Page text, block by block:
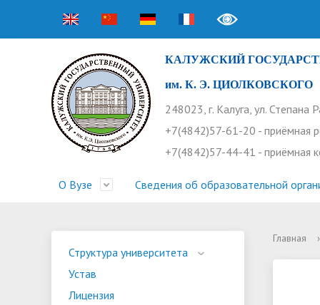
КАЛУЖСКИЙ
им. К. Э. ЦИОЛКОВСКОГО
248023, г. Калуга, ул. Степана
+7(4842)57-61-20 - приёмная
+7(4842)57-44-41 - приёмная
О Вузе
Устав
Профсоюз работников
Сведения об образовательной
Оплата
Профком студентов
Конференции
Часто
Структура университета
Устав
Лицензия
Главная ›